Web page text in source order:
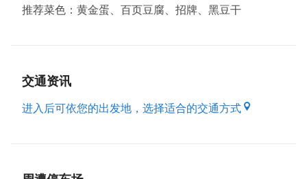
推荐菜色：黄金蛋、百页豆腐、招牌、黑豆干
交通资讯
进入后可依您的出发地，选择适合的交通方式